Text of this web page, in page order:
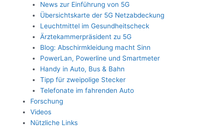
News zur Einführung von 5G
Übersichtskarte der 5G Netzabdeckung
Leuchtmittel im Gesundheitscheck
Ärztekammerpräsident zu 5G
Blog: Abschirmkleidung macht Sinn
PowerLan, Powerline und Smartmeter
Handy in Auto, Bus & Bahn
Tipp für zweipolige Stecker
Telefonate im fahrenden Auto
Forschung
Videos
Nützliche Links